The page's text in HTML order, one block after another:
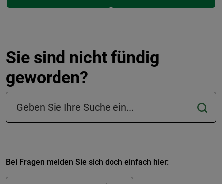
Sie sind nicht fündig
geworden?
Suchfeld in der Fußzeile
Bei Fragen melden Sie sich doch einfach hier: